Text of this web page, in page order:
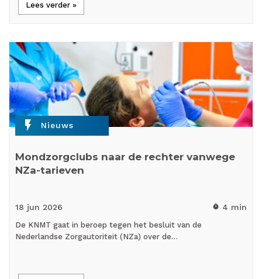
Lees verder »
flash_on Nieuws
Mondzorgclubs naar de rechter vanwege
NZa-tarieven
18 jun 2026 timer 4 min
De KNMT gaat in beroep tegen het besluit van de
Nederlandse Zorgautoriteit (NZa) over de…